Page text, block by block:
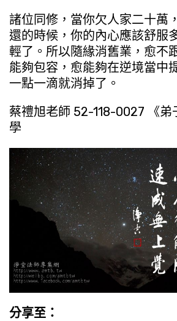
諸位同修，當你欠人家二十萬
還的時候，你的內心應該舒服
輕了。所以隨緣消舊業，愈不
能夠包容，愈能夠在逆境當中
一點一滴就消掉了。
蔡禮旭老師 52-118-0027 《弟
學
分享至：